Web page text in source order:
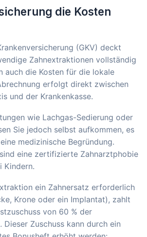
die Kosten
(GKV) deckt
Zahnextraktionen vollständig
auch die Kosten für die lokale
erfolgt direkt zwischen
und der Krankenkasse.
wie Lachgas-Sedierung oder
Sie jedoch selbst aufkommen, es
medizinische Begründung.
eine zertifizierte Zahnarztphobie
Kindern.
ein Zahnersatz erforderlich
Krone oder ein Implantat), zahlt
von 60 % der
Dieser Zuschuss kann durch ein